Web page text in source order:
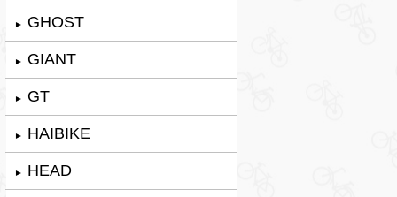
► GHOST
► GIANT
► GT
► HAIBIKE
► HEAD